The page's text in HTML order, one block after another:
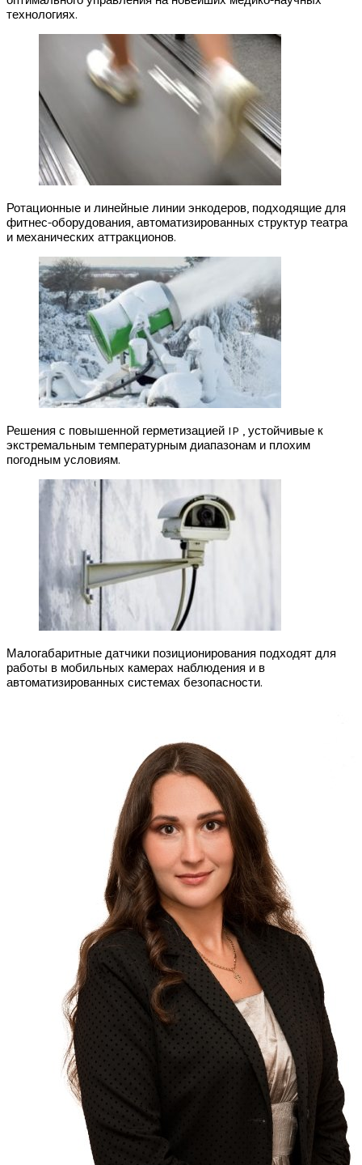
технологиях.
Ротационные и линейные линии энкодеров, подходящие для
фитнес-оборудования, автоматизированных структур театра
и механических аттракционов.
Решения с повышенной герметизацией IP , устойчивые к
экстремальным температурным диапазонам и плохим
погодным условиям.
Малогабаритные датчики позиционирования подходят для
работы в мобильных камерах наблюдения и в
автоматизированных системах безопасности.